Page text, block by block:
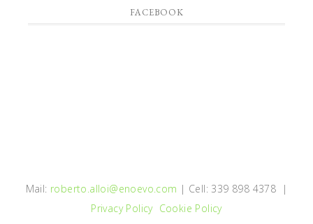
FACEBOOK
Mail: roberto.alloi@enoevo.com | Cell: 339 898 4378 |
Privacy Policy Cookie Policy